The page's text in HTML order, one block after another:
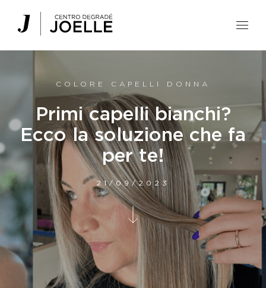
Centro Degradé Joelle Parrucchieri
COLORE CAPELLI DONNA
Primi capelli bianchi?
Ecco la soluzione che fa
per te!
21/09/2023